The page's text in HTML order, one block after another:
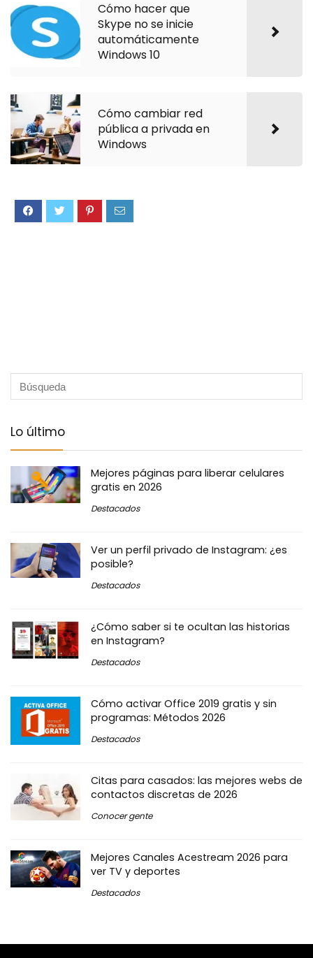
Cómo hacer que
Skype no se inicie
automáticamente
Windows 10
Cómo cambiar red
pública a privada en
Windows
Lo último
Mejores páginas para liberar celulares
gratis en 2026
Destacados
Ver un perfil privado de Instagram: ¿es
posible?
Destacados
¿Cómo saber si te ocultan las historias
en Instagram?
Destacados
Cómo activar Office 2019 gratis y sin
programas: Métodos 2026
Destacados
Citas para casados: las mejores webs de
contactos discretas de 2026
Conocer gente
Mejores Canales Acestream 2026 para
ver TV y deportes
Destacados